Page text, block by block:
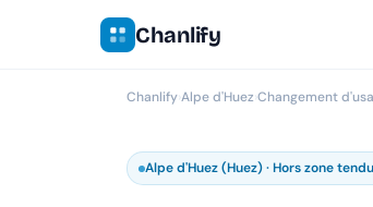
Chanlify
Chanlify›Alpe d'Huez›Changement
Alpe d'Huez (Huez) · Hors zone